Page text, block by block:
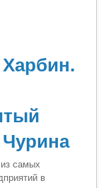
Харбин.
Чурина
самых
в